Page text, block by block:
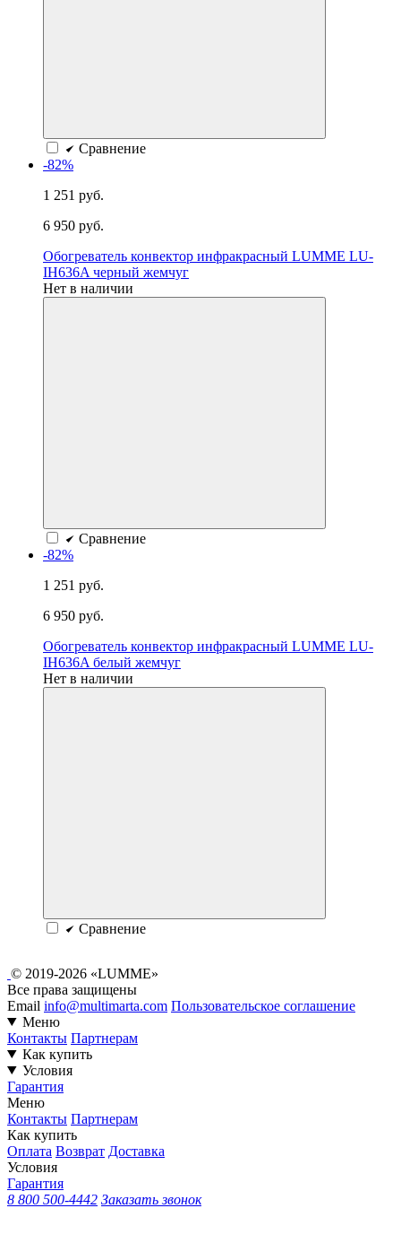
Сравнение
-82%
1 251 руб.
6 950 руб.
Обогреватель конвектор инфракрасный LUMME LU-
IH636A черный жемчуг
Нет в наличии
Сравнение
-82%
1 251 руб.
6 950 руб.
Обогреватель конвектор инфракрасный LUMME LU-
IH636A белый жемчуг
Нет в наличии
Сравнение
© 2019-2026 «LUMME»
Все права защищены
Email info@multimarta.com Пользовательское соглашение
Меню
Контакты Партнерам
Как купить
Условия
Гарантия
Меню
Контакты Партнерам
Как купить
Оплата Возврат Доставка
Условия
Гарантия
8 800 500-4442 Заказать звонок